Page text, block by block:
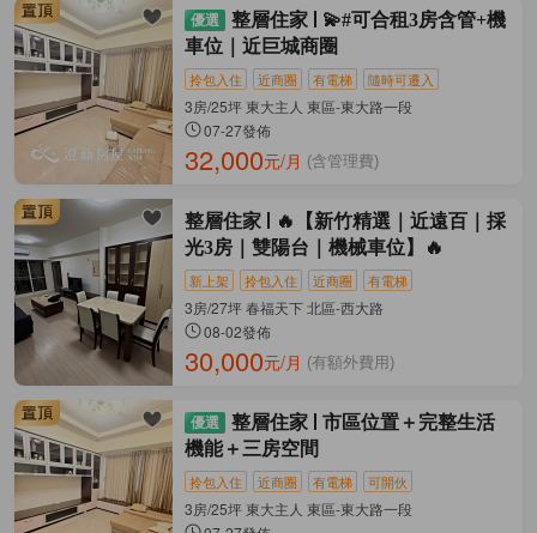
整層住家
💫#可合租3房含管+機
車位｜近巨城商圈
拎包入住 近商圈 有電梯 隨時可遷入
3房/25坪 東大主人 東區-東大路一段
07-27發佈
32,000元/月 (含管理費)
整層住家
🔥【新竹精選｜近遠百｜採
光3房｜雙陽台｜機械車位】🔥
新上架 拎包入住 近商圈 有電梯
3房/27坪 春福天下 北區-西大路
08-02發佈
30,000元/月 (有額外費用)
整層住家
市區位置＋完整生活
機能＋三房空間
拎包入住 近商圈 有電梯 可開伙
3房/25坪 東大主人 東區-東大路一段